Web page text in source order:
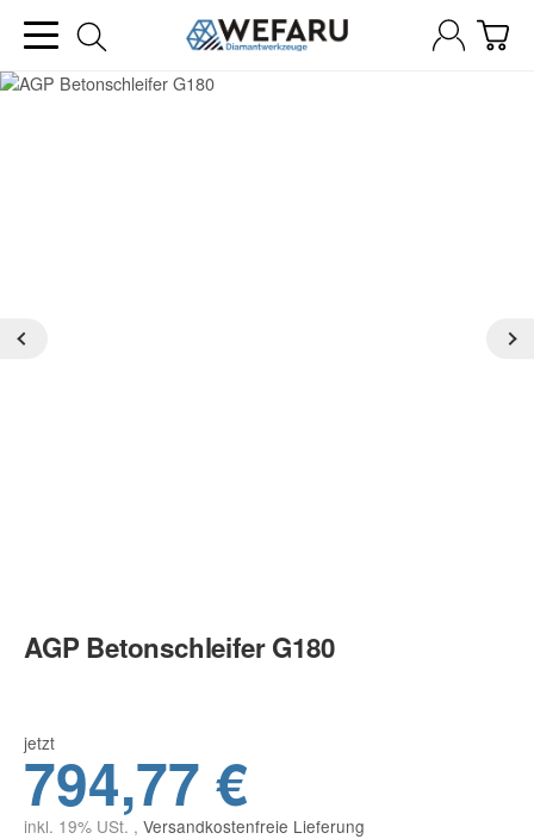
AGP Betonschleifer G180
jetzt
794,77 €
inkl. 19% USt. , Versandkostenfreie Lieferung